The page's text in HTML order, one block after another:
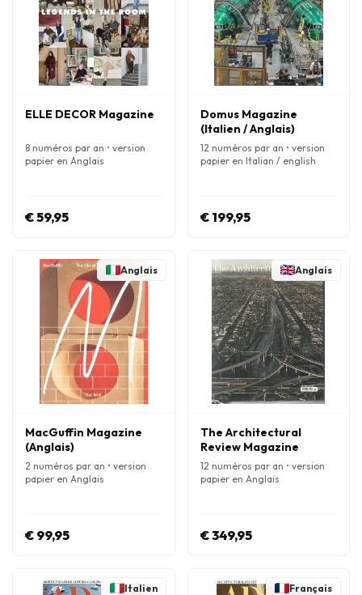
ELLE DECOR Magazine
8 numéros par an • version
papier en Anglais
€ 59,95
Domus Magazine
(Italien / Anglais)
12 numéros par an • version
papier en Italian / english
€ 199,95
Anglais
MacGuffin Magazine
(Anglais)
2 numéros par an • version
papier en Anglais
€ 99,95
Anglais
The Architectural
Review Magazine
12 numéros par an • version
papier en Anglais
€ 349,95
Italien Français